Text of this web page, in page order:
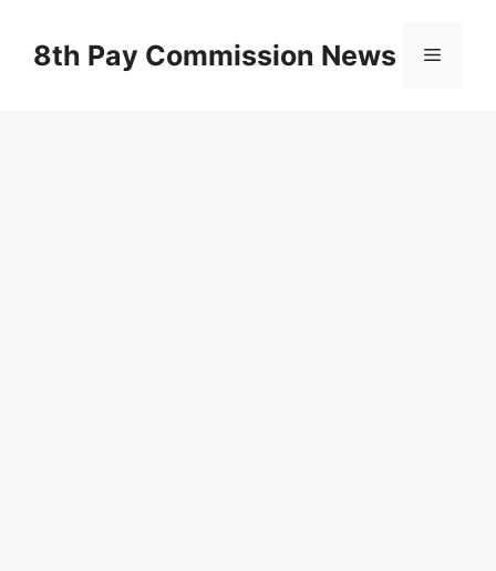
content8th Pay Commission News Menu